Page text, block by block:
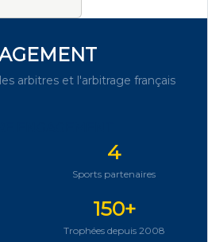
arbitres et l'arbitrage français
4
Sports partenaires
150+
Trophées depuis 2008